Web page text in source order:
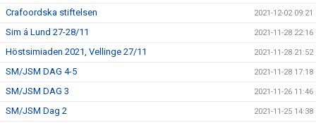
Crafoordska stiftelsen 2021-12-02 09:21
Sim á Lund 27-28/11 2021-11-28 22:16
Höstsimiaden 2021, Vellinge 27/11 2021-11-28 21:52
SM/JSM DAG 4-5 2021-11-28 17:18
SM/JSM DAG 3 2021-11-26 11:46
SM/JSM Dag 2 2021-11-25 14:38